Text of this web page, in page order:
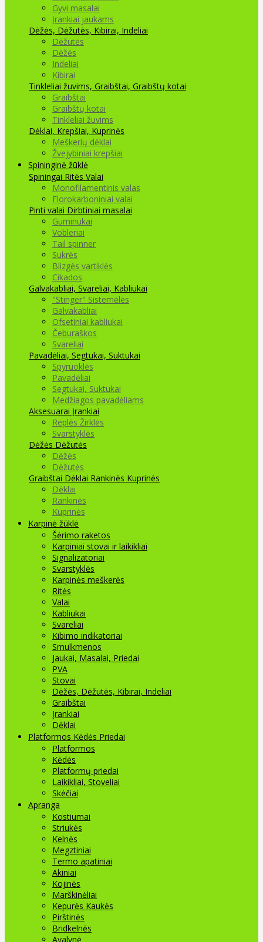
Gyvi masalai
Įrankiai jaukams
Dėžės, Dėžutės, Kibirai, Indeliai
Dėžutės
Dėžės
Indeliai
Kibirai
Tinkleliai žuvims, Graibštai, Graibštų kotai
Graibštai
Graibštų kotai
Tinkleliai žuvims
Dėklai, Krepšiai, Kuprinės
Meškerių dėklai
Žvejybiniai krepšiai
Spininginė žūklė
Spiningai Ritės Valai
Monofilamentinis valas
Florokarboniniai valai
Pinti valai Dirbtiniai masalai
Guminukai
Vobleriai
Tail spinner
Sukrės
Blizgės vartiklės
Cikados
Galvakabliai, Svareliai, Kabliukai
"Stinger" Sistemėlės
Galvakabliai
Ofsetiniai kabliukai
Čeburaškos
Svareliai
Pavadėliai, Segtukai, Suktukai
Spyruoklės
Pavadėliai
Segtukai, Suktukai
Medžiagos pavadėliams
Aksesuarai Įrankiai
Replės Žirklės
Svarstyklės
Dėžės Dėžutės
Dėžės
Dėžutės
Graibštai Dėklai Rankinės Kuprinės
Dėklai
Rankinės
Kuprinės
Karpinė žūklė
Šėrimo raketos
Karpiniai stovai ir laikikliai
Signalizatoriai
Svarstyklės
Karpinės meškerės
Ritės
Valai
Kabliukai
Svareliai
Kibimo indikatoriai
Smulkmenos
Jaukai, Masalai, Priedai
PVA
Stovai
Dėžės, Dėžutės, Kibirai, Indeliai
Graibštai
Įrankiai
Dėklai
Platformos Kėdės Priedai
Platformos
Kėdės
Platformų priedai
Laikikliai, Stoveliai
Skėčiai
Apranga
Kostiumai
Striukės
Kelnės
Megztiniai
Termo apatiniai
Akiniai
Kojinės
Marškinėliai
Kepurės Kaukės
Pirštinės
Bridkelnės
Avalynė